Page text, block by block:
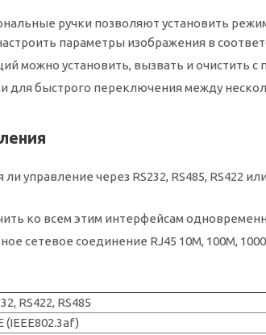
ручки позволяют установить
параметры изображения в
можно установить, вызвать и очистить
для быстрого переключения между
управление через RS232, RS485, RS422
ко всем этим интерфейсам
сетевое соединение RJ45 10M, 100M,
RS422, RS485
(IEEE802.3af)